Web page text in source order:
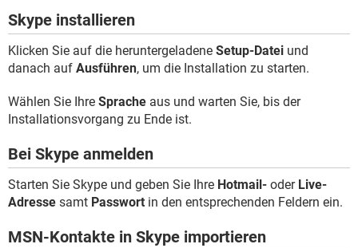
Skype installieren
Klicken Sie auf die heruntergeladene Setup-Datei und
danach auf Ausführen, um die Installation zu starten.
Wählen Sie Ihre Sprache aus und warten Sie, bis der
Installationsvorgang zu Ende ist.
Bei Skype anmelden
Starten Sie Skype und geben Sie Ihre Hotmail- oder Live-
Adresse samt Passwort in den entsprechenden Feldern ein.
MSN-Kontakte in Skype importieren